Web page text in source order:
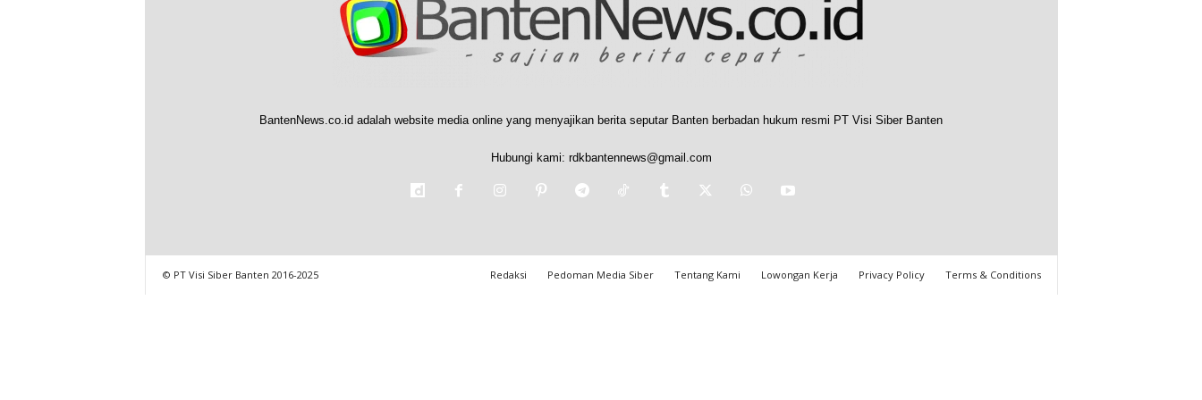
BantenNews.co.id adalah website media online yang menyajikan berita seputar Banten berbadan hukum resmi PT Visi Siber Banten
Hubungi kami: rdkbantennews@gmail.com
Redaksi Pedoman Media Siber Tentang Kami Lowongan Kerja Privacy Policy Terms & Conditions
© PT Visi Siber Banten 2016-2025